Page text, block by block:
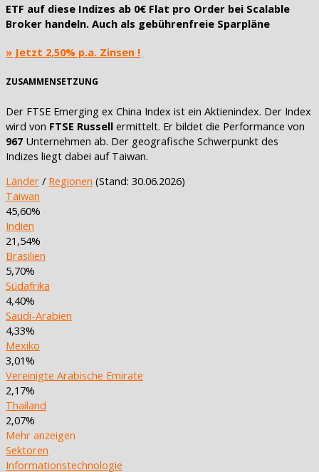
ETF auf diese Indizes ab 0€ Flat pro Order bei Scalable
Broker handeln. Auch als gebührenfreie Sparpläne
» Jetzt 2,50% p.a. Zinsen !
ZUSAMMENSETZUNG
Der FTSE Emerging ex China Index ist ein Aktienindex. Der Index
wird von FTSE Russell ermittelt. Er bildet die Performance von
967 Unternehmen ab. Der geografische Schwerpunkt des
Indizes liegt dabei auf Taiwan.
Länder / Regionen (Stand: 30.06.2026)
Taiwan
45,60%
Indien
21,54%
Brasilien
5,70%
Südafrika
4,40%
Saudi-Arabien
4,33%
Mexiko
3,01%
Vereinigte Arabische Emirate
2,17%
Thailand
2,07%
Mehr anzeigen
Sektoren
Informationstechnologie